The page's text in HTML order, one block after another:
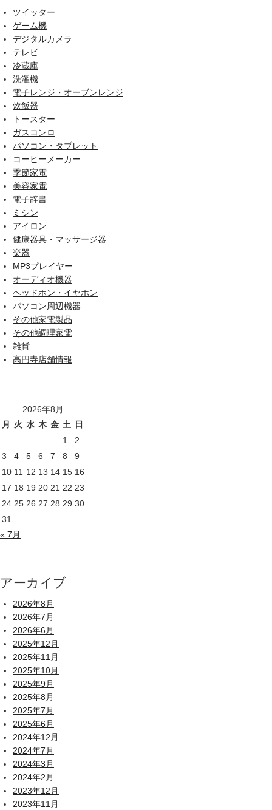
ツイッター
ゲーム機
デジタルカメラ
テレビ
冷蔵庫
洗濯機
電子レンジ・オーブンレンジ
炊飯器
トースター
ガスコンロ
パソコン・タブレット
コーヒーメーカー
季節家電
美容家電
電子辞書
ミシン
アイロン
健康器具・マッサージ器
楽器
MP3プレイヤー
オーディオ機器
ヘッドホン・イヤホン
パソコン周辺機器
その他家電製品
その他調理家電
雑貨
高円寺店舗情報
2026年8月
月
火 水 木 金 土 日
1
2
3
4 5 6 7 8
9
10 11 12 13 14 15 16
17 18 19 20 21 22 23
24 25 26 27 28 29 30
31
« 7月
アーカイブ
2026年8月
2026年7月
2026年6月
2025年12月
2025年11月
2025年10月
2025年9月
2025年8月
2025年7月
2025年6月
2024年12月
2024年7月
2024年3月
2024年2月
2023年12月
2023年11月